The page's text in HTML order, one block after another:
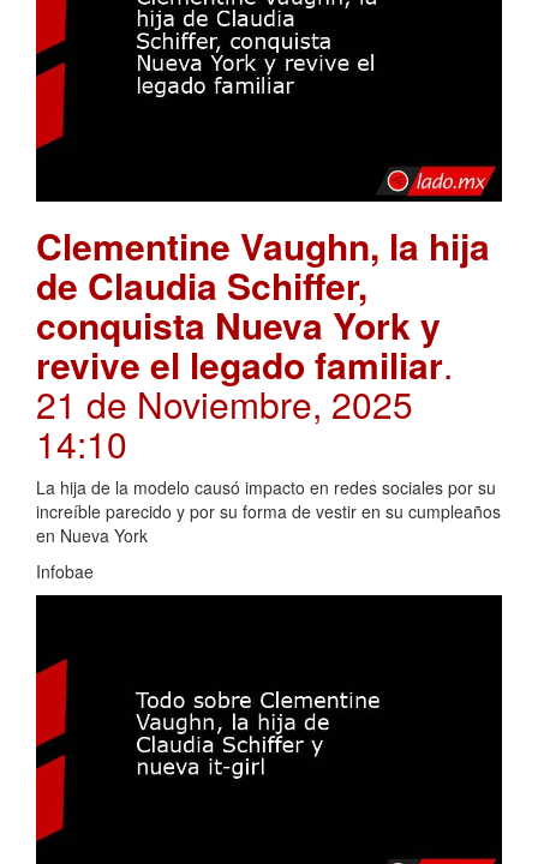
Clementine Vaughn, la hija
de Claudia Schiffer,
conquista Nueva York y
revive el legado familiar.
21 de Noviembre, 2025
14:10
La hija de la modelo causó impacto en redes sociales por su
increíble parecido y por su forma de vestir en su cumpleaños
en Nueva York
Infobae